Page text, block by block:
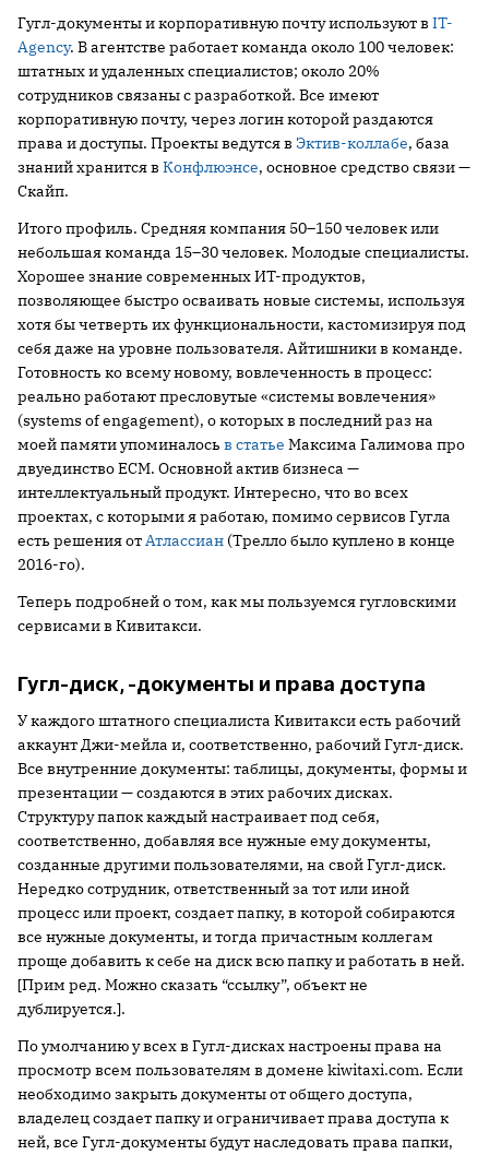
Гугл-документы и корпоративную почту используют в IT-
Agency. В агентстве работает команда около 100 человек:
штатных и удаленных специалистов; около 20%
сотрудников связаны с разработкой. Все имеют
корпоративную почту, через логин которой раздаются
права и доступы. Проекты ведутся в Эктив-коллабе, база
знаний хранится в Конфлюэнсе, основное средство связи —
Скайп.
Итого профиль. Средняя компания 50–150 человек или
небольшая команда 15–30 человек. Молодые специалисты.
Хорошее знание современных ИТ-продуктов,
позволяющее быстро осваивать новые системы, используя
хотя бы четверть их функциональности, кастомизируя под
себя даже на уровне пользователя. Айтишники в команде.
Готовность ко всему новому, вовлеченность в процесс:
реально работают пресловутые «системы вовлечения»
(systems of engagement), о которых в последний раз на
моей памяти упоминалось в статье Максима Галимова про
двуединство ECM. Основной актив бизнеса —
интеллектуальный продукт. Интересно, что во всех
проектах, с которыми я работаю, помимо сервисов Гугла
есть решения отАтлассиан (Трелло было куплено в конце
2016-го).
Теперь подробней о том, как мы пользуемся гугловскими
сервисами в Кивитакси.
Гугл-диск, -документы и права доступа
У каждого штатного специалиста Кивитакси есть рабочий
аккаунт Джи-мейла и, соответственно, рабочий Гугл-диск.
Все внутренние документы: таблицы, документы, формы и
презентации — создаются в этих рабочих дисках.
Структуру папок каждый настраивает под себя,
соответственно, добавляя все нужные ему документы,
созданные другими пользователями, на свой Гугл-диск.
Нередко сотрудник, ответственный за тот или иной
процесс или проект, создает папку, в которой собираются
все нужные документы, и тогда причастным коллегам
проще добавить к себе на диск всю папку и работать в ней.
[Прим ред. Можно сказать “ссылку”, объект не
дублируется.].
По умолчанию у всех в Гугл-дисках настроены права на
просмотр всем пользователям в домене kiwitaxi.com. Если
необходимо закрыть документы от общего доступа,
владелец создает папку и ограничивает права доступа к
ней, все Гугл-документы будут наследовать права папки,